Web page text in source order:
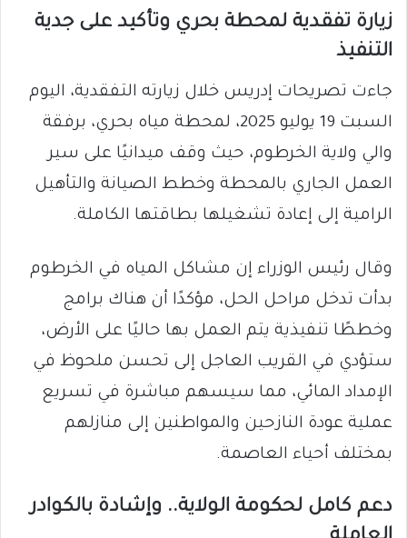
زيارة تفقدية لمحطة بحري وتأكيد على جدية
التنفيذ
جاءت تصريحات إدريس خلال زيارته التفقدية، اليوم
السبت 19 يوليو 2025، لمحطة مياه بحري، برفقة
والي ولاية الخرطوم، حيث وقف ميدانيًا على سير
العمل الجاري بالمحطة وخطط الصيانة والتأهيل
الرامية إلى إعادة تشغيلها بطاقتها الكاملة.
وقال رئيس الوزراء إن مشاكل المياه في الخرطوم
بدأت تدخل مراحل الحل، مؤكدًا أن هناك برامج
وخططًا تنفيذية يتم العمل بها حاليًا على الأرض،
ستؤدي في القريب العاجل إلى تحسن ملحوظ في
الإمداد المائي، مما سيسهم مباشرة في تسريع
عملية عودة النازحين والمواطنين إلى منازلهم
بمختلف أحياء العاصمة.
دعم كامل لحكومة الولاية.. وإشادة بالكوادر